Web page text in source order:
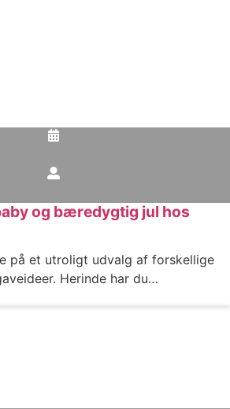
og bæredygtig jul hos
på et utroligt udvalg af forskellige
Herinde har du…